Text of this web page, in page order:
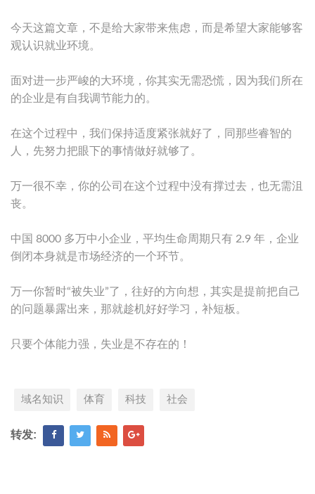
今天这篇文章，不是给大家带来焦虑，而是希望大家能够客
观认识就业环境。
面对进一步严峻的大环境，你其实无需恐慌，因为我们所在
的企业是有自我调节能力的。
在这个过程中，我们保持适度紧张就好了，同那些睿智的
人，先努力把眼下的事情做好就够了。
万一很不幸，你的公司在这个过程中没有撑过去，也无需沮
丧。
中国 8000 多万中小企业，平均生命周期只有 2.9 年，企业
倒闭本身就是市场经济的一个环节。
万一你暂时“被失业”了，往好的方向想，其实是提前把自己
的问题暴露出来，那就趁机好好学习，补短板。
只要个体能力强，失业是不存在的！
域名知识 体育 科技 社会
转发: